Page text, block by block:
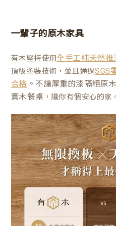
一輩子的原木家具
有木堅持使用全手工純天然推
頂級塗裝技術，並且通過SGS
合格 。不讓厚重的漆隔絕原
實木餐桌 ，讓你有個安心的家